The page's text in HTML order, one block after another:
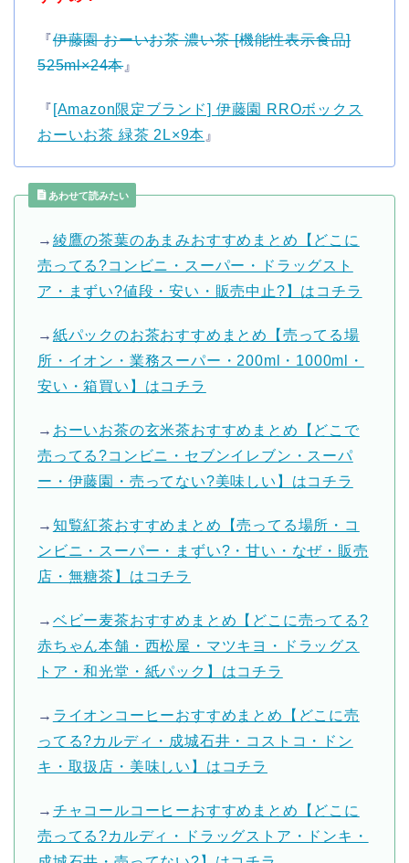
『伊藤園 おーいお茶 濃い茶 [機能性表示食品]
525ml×24本』
『 [Amazon限定ブランド] 伊藤園 RROボックス
おーいお茶 緑茶 2L×9本』
あわせて読みたい
→ 綾鷹の茶葉のあまみおすすめまとめ【どこに
売ってる?コンビニ・スーパー・ドラッグスト
ア・まずい?値段・安い・販売中止?】はコチラ
→ 紙パックのお茶おすすめまとめ【売ってる場
所・イオン・業務スーパー・200ml・1000ml・
安い・箱買い】はコチラ
→ おーいお茶の玄米茶おすすめまとめ【どこで
売ってる?コンビニ・セブンイレブン・スーパ
ー・伊藤園・売ってない?美味しい】はコチラ
→ 知覧紅茶おすすめまとめ【売ってる場所・コ
ンビニ・スーパー・まずい?・甘い・なぜ・販売
店・無糖茶】はコチラ
→ ベビー麦茶おすすめまとめ【どこに売ってる?
赤ちゃん本舗・西松屋・マツキヨ・ドラッグス
トア・和光堂・紙パック】はコチラ
→ ライオンコーヒーおすすめまとめ【どこに売
ってる?カルディ・成城石井・コストコ・ドン
キ・取扱店・美味しい】はコチラ
→ チャコールコーヒーおすすめまとめ【どこに
売ってる?カルディ・ドラッグストア・ドンキ・